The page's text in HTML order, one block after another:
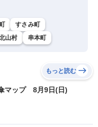
すさみ町
山村 串本町
もっと読む
マップ 8月9日(日)